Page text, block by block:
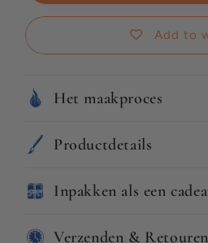
is
nieuwe
is
een
nieuwe
Add to
Het maakproces
Productdetails
Inpakken als een
Verzenden & Retouren